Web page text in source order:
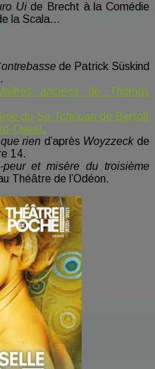
Uide Brecht à la Comédie
la Scala…
de Patrick Süskind
anciens de Thomas
du Se-Tchouan de Bertolt
Ouest.
rien d’après Woyzzeckde
14.
peur et misère du troisième
Théâtre de l’Odéon.